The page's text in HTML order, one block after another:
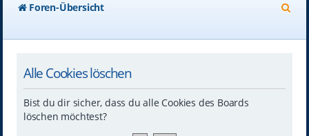
Foren-Übersicht
Alle Cookies löschen
Bist du dir sicher, dass du alle Cookies des Boards
löschen möchtest?